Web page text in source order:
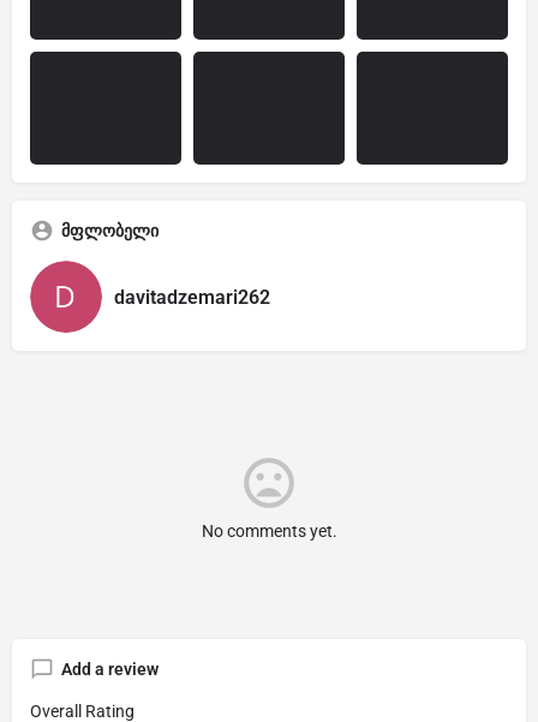
მფლობელი
davitadzemari262
No comments yet.
Add a review
Overall Rating